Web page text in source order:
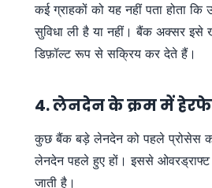
कई ग्राहकों को यह नहीं पता होता कि
सुविधा ली है या नहीं। बैंक अक्सर इसे
डिफ़ॉल्ट रूप से सक्रिय कर देते हैं।
4. लेनदेन के क्रम में
कुछ बैंक बड़े लेनदेन को पहले प्रोसेस
लेनदेन पहले हुए हों। इससे
जाती है।